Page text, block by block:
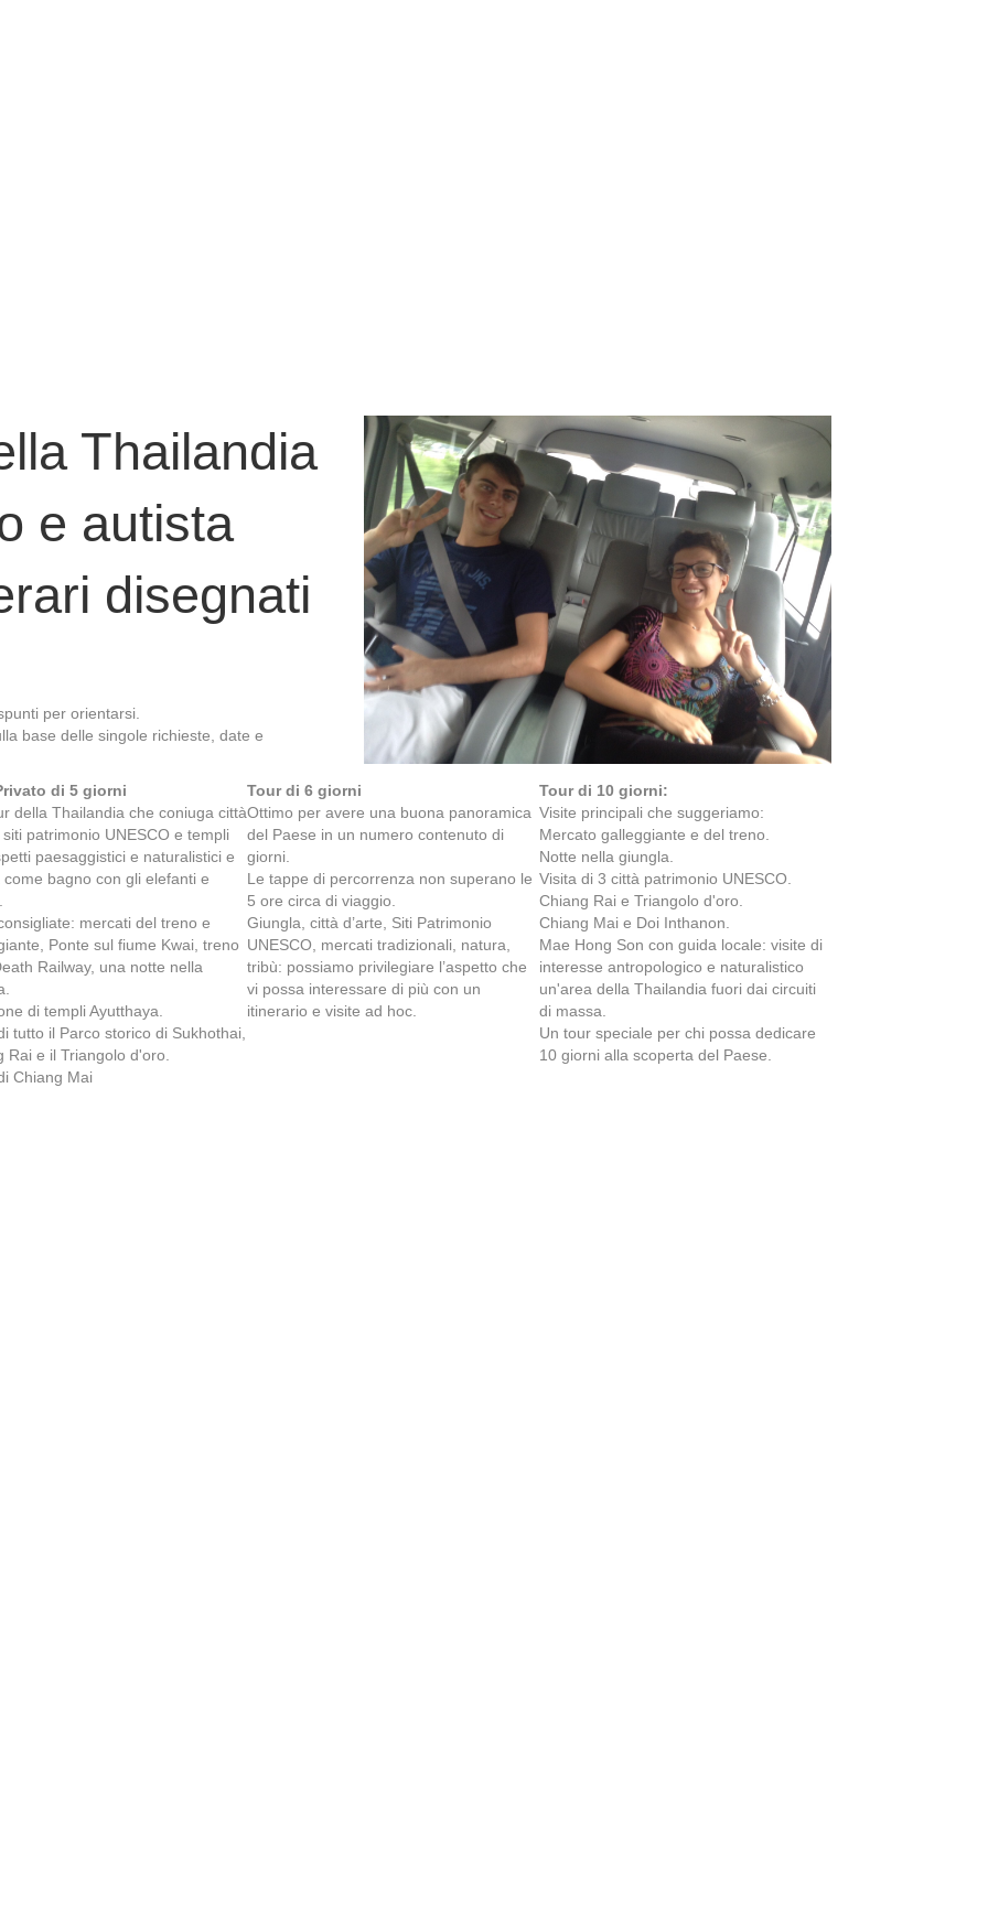
Thailandia
e autista
disegnati
per orientarsi.
base delle singole richieste, date e
di 5 giorni
della Thailandia che coniuga città
patrimonio UNESCO e templi
paesaggistici e naturalistici e
come bagno con gli elefanti e
mercati del treno e
Ponte sul fiume Kwai, treno
Railway, una notte nella
di templi Ayutthaya.
tutto il Parco storico di Sukhothai,
Rai e il Triangolo d'oro.
Chiang Mai
Tour di 6 giorni
Ottimo per avere una buona panoramica
del Paese in un numero contenuto di
giorni.
Le tappe di percorrenza non superano le
5 ore circa di viaggio.
Giungla, città d’arte, Siti Patrimonio
UNESCO, mercati tradizionali, natura,
tribù: possiamo privilegiare l’aspetto che
vi possa interessare di più con un
itinerario e visite ad hoc.
Tour di 10 giorni:
Visite principali che suggeriamo:
Mercato galleggiante e del treno.
Notte nella giungla.
Visita di 3 città patrimonio UNESCO.
Chiang Rai e Triangolo d'oro.
Chiang Mai e Doi Inthanon.
Mae Hong Son con guida locale: visite di
interesse antropologico e naturalistico
un'area della Thailandia fuori dai circuiti
di massa.
Un tour speciale per chi possa dedicare
10 giorni alla scoperta del Paese.